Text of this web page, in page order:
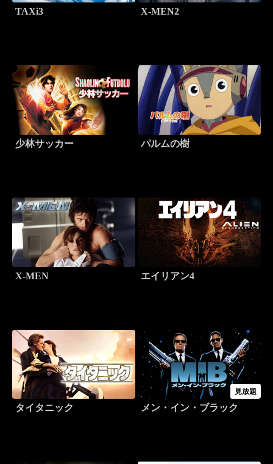
TAXi3 X-MEN2
少林サッカー パルムの樹
X-MEN エイリアン4
タイタニック
見放題
メン・イン・ブラック